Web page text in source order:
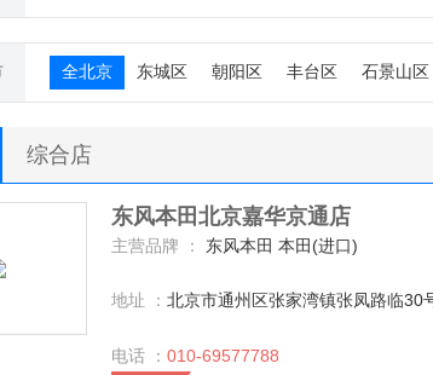
全北京 东城区 朝阳区 丰台区 石景山区
综合店
东风本田北京嘉华京通店
主营品牌 ： 东风本田 本田(进口)
地址 ： 北京市通州区张家湾镇张凤路临30
电话 ： 010-69577788